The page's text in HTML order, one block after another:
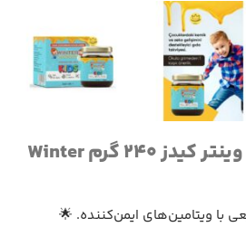
معجون ژل رویال وینتر کیدز 240 گرم Winter